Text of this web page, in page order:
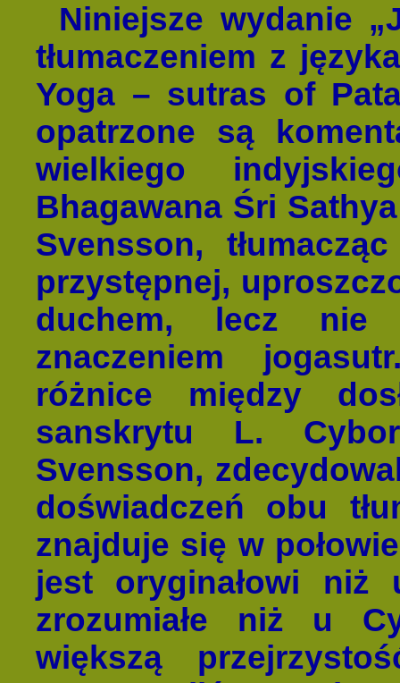
Niniejsze wydanie
tłumaczeniem z
Yoga – sutras of
opatrzone są
wielkiego
Bhagawana Śri
Svensson,
przystępnej,
duchem, lecz nie
znaczeniem
różnice między
sanskrytu L.
Svensson,
doświadczeń obu
znajduje się w
jest oryginałowi
zrozumiałe niż u
większą